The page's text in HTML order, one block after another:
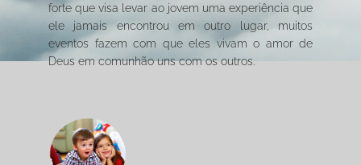
forte que visa levar ao jovem uma experiência que
ele jamais encontrou em outro lugar, muitos
eventos fazem com que eles vivam o amor de
Deus em comunhão uns com os outros.